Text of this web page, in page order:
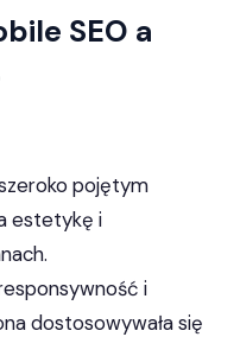
SEO a
pojętym
estetykę i
i
dostosowywała się